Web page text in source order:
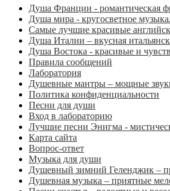
Душа Франции - романтическая
Душа мира - кругосветное
Самые лучшие красивые
Душа Италии – вкусная
Душа Востока - красивые и
Правила сообщений
Лаборатория
Душевные мантры – мощные
Политика конфиденциальности
Песни для души
Вход в лабораторию
Лучшие песни Энигма -
Карта сайта
Вопрос-ответ
Музыка для души
Душевный зимний Геленджик –
Душевная музыка – приятные